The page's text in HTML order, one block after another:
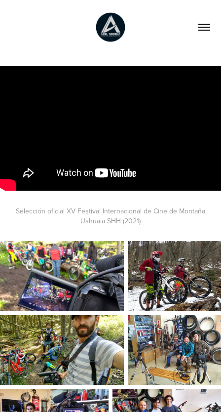
Selección oficial XV Festival Internacional de Cine de Montaña
Ushuaia SHH (2021)